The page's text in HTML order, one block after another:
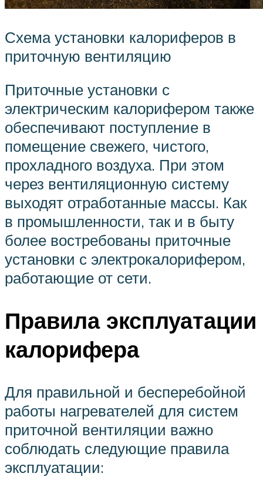
Схема установки калориферов в
приточную вентиляцию
Приточные установки с
электрическим калорифером также
обеспечивают поступление в
помещение свежего, чистого,
прохладного воздуха. При этом
через вентиляционную систему
выходят отработанные массы. Как
в промышленности, так и в быту
более востребованы приточные
установки с электрокалорифером,
работающие от сети.
Правила эксплуатации
калорифера
Для правильной и бесперебойной
работы нагревателей для систем
приточной вентиляции важно
соблюдать следующие правила
эксплуатации: